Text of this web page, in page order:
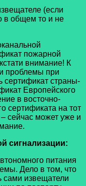
(если
в общем то и не
пожарной
внимание! К
проблемы при
сертификат страны-
Европейского
в восточно-
сертификата на тот
сейчас может уже и
сигнализации:
питания
Дело в том, что
сами извещатели